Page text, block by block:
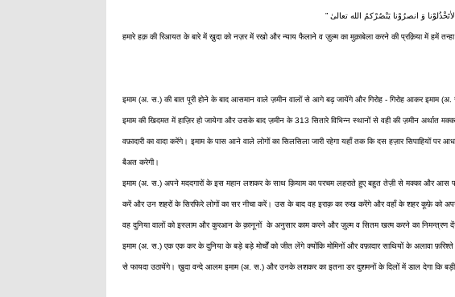
” لاٰتَخْذُلوْنا وَ انصرُوْنا یَنْصُرْکمُ الله تعالیٰ
हमारे हक़ की रिआयत के बारे में ख़ुदा को नज़र में रखो और न्याय फैलाने व ज़ुल्म का मुक़ाबेला करने की प्रक़िया में हमें तन्हा
इमाम (अ. स.) की बात पूरी होने के बाद आसमान वाले ज़मीन वालों से आगे बढ़ जायेंगे और गिरोह - गिरोह आकर इमाम
इमाम की खिदमत में हाज़िर हो जायेगा और उसके बाद ज़मीन के 313 सितारे विभिन्न स्थानों से वही की ज़मीन अर्थात
वफ़ादारी का वादा करेंगे। इमाम के पास आने वाले लोगों का सिलसिला जारी रहेगा यहाँ तक कि दस हज़ार सिपाहियों
बैअत करेगी।
इमाम (अ. स.) अपने मददगारों के इस महान लशकर के साथ क़ियाम का परचम लहराते हुए बहुत तेज़ी से मक्का और आस
करें और उन शहरों के सिरफिरे लोगों का सर नीचा करें। उस के बाद वह इराक़ का रुख करेंगे और वहाँ के शहर कूफ़े को
वह दुनिया वालों को इस्लाम और कुरआन के क़ानूनों के अनुसार काम करने और ज़ुल्म व सितम खत्म करने का निमन्त्रण देंगे
इमाम (अ. स.) एक एक कर के दुनिया के बड़े बड़े मोर्चों को जीत लेंगे क्योंकि मोमिनों और वफ़ादार साथियों के अलावा
से फायदा उठायेंगे। ख़ुदा वन्दे आलम इमाम (अ. स.) और उनके लशकर का इतना डर दुशमनों के दिलों में डाल देगा कि बड़ी